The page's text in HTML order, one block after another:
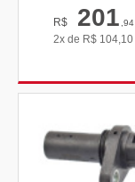
R$ 201,94
2x de R$ 104,10